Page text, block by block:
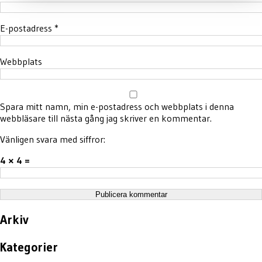
E-postadress *
Webbplats
Spara mitt namn, min e-postadress och webbplats i denna
webbläsare till nästa gång jag skriver en kommentar.
Vänligen svara med siffror:
4 × 4 =
Arkiv
Kategorier